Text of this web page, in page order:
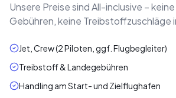
Unsere Preise sind All-inclusive –
Gebühren, keine Treibstoffzuschläge
Jet, Crew (2 Piloten, ggf. Flugbegleiter)
Treibstoff & Landegebühren
Handling am Start- und Zielflughafen